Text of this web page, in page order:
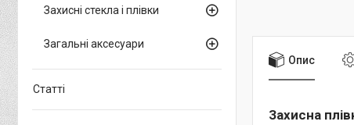
Опис
Захисна
Захисні стекла і плівки
Загальні аксесуари
Статті